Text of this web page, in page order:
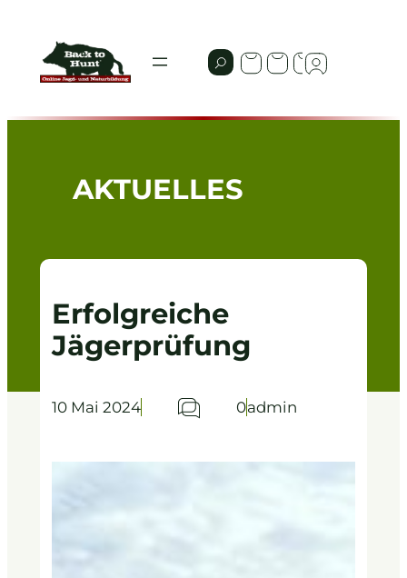
springen
AKTUELLES
Erfolgreiche
Jägerprüfung
10 Mai 2024 0admin